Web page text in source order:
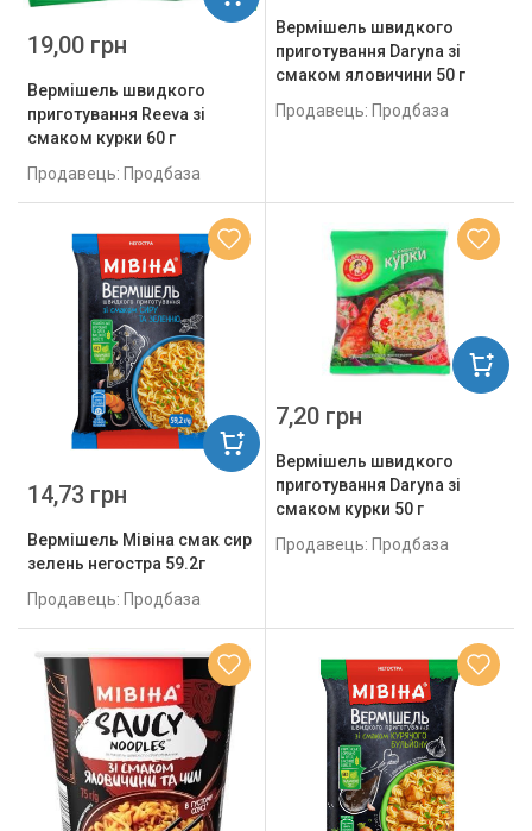
Вермішель швидкого
приготування Reeva зі
смаком курки 60 г
Продавець: Продбаза
19,00 грн
Вермішель швидкого
приготування Daryna зі
смаком яловичини 50 г
Продавець: Продбаза
Вермішель Мівіна смак сир
зелень негостра 59.2г
Продавець: Продбаза
14,73 грн
Вермішель швидкого
приготування Daryna зі
смаком курки 50 г
Продавець: Продбаза
7,20 грн